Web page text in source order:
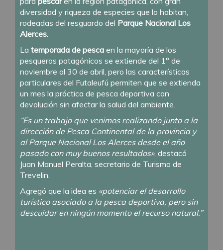
diversidad y riqueza de especies que lo habitan,
rodeadas del resguardo del Parque Nacional Los
Alerces.
La temporada de pesca en la mayoría de los
pesqueros patagónicos se extiende del 1° de
noviembre al 30 de abril, pero las características
particulares del Futaleufú permiten que se extienda
un mes la práctica de pesca deportiva con
devolución sin afectar la salud del ambiente.
“Es un trabajo que venimos realizando junto a la
dirección de Pesca Continental de la provincia y
al Parque Nacional Los Alerces desde el año
pasado con muy buenos resultados», destacó
Juan Manuel Peralta, secretario de Turismo de
Trevelin.
Agregó que la idea es «potenciar el desarrollo
turístico asociado a la pesca deportiva, pero sin
descuidar en ningún momento el recurso natural.”